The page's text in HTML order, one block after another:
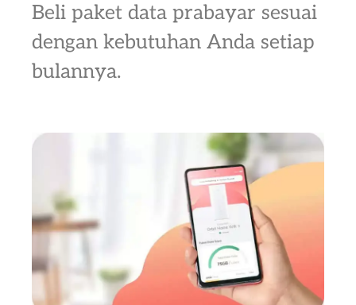
Beli paket data prabayar sesuai
dengan kebutuhan Anda setiap
bulannya.